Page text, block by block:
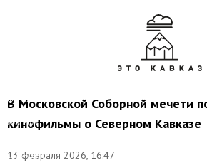
В Московской Соборной мечети
кинофильмы о Северном Кавказе
13 февраля 2026, 16:47
Фото:
©
соцсети
Духовного
мусульман